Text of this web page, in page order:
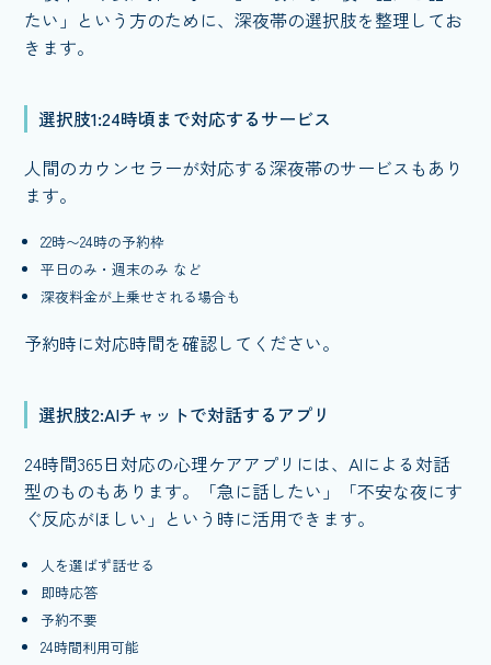
たい」という方のために、深夜帯の選択肢を整理してお
きます。
選択肢1:24時頃まで対応するサービス
人間のカウンセラーが対応する深夜帯のサービスもあり
ます。
22時〜24時の予約枠
平日のみ・週末のみ など
深夜料金が上乗せされる場合も
予約時に対応時間を確認してください。
選択肢2:AIチャットで対話するアプリ
24時間365日対応の心理ケアアプリには、AIによる対話
型のものもあります。「急に話したい」「不安な夜にす
ぐ反応がほしい」という時に活用できます。
人を選ばず話せる
即時応答
予約不要
24時間利用可能